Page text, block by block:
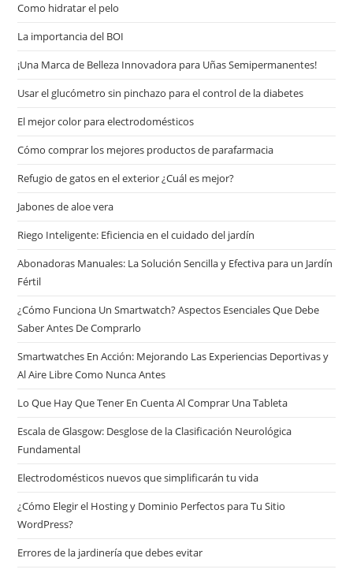
Сomo hidratar el pelo
La importancia del BOI
¡Una Marca de Belleza Innovadora para Uñas Semipermanentes!
Usar el glucómetro sin pinchazo para el control de la diabetes
El mejor color para electrodomésticos
Cómo comprar los mejores productos de parafarmacia
Refugio de gatos en el exterior ¿Cuál es mejor?
Jabones de aloe vera
Riego Inteligente: Eficiencia en el cuidado del jardín
Abonadoras Manuales: La Solución Sencilla y Efectiva para un Jardín
Fértil
¿Cómo Funciona Un Smartwatch? Aspectos Esenciales Que Debe
Saber Antes De Comprarlo
Smartwatches En Acción: Mejorando Las Experiencias Deportivas y
Al Aire Libre Como Nunca Antes
Lo Que Hay Que Tener En Cuenta Al Comprar Una Tableta
Escala de Glasgow: Desglose de la Clasificación Neurológica
Fundamental
Electrodomésticos nuevos que simplificarán tu vida
¿Cómo Elegir el Hosting y Dominio Perfectos para Tu Sitio
WordPress?
Errores de la jardinería que debes evitar